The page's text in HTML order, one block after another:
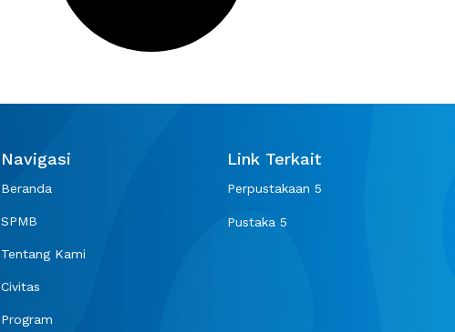
Navigasi
Beranda
SPMB
Tentang Kami
Civitas
Program
Link Terkait
Perpustakaan 5
Pustaka 5